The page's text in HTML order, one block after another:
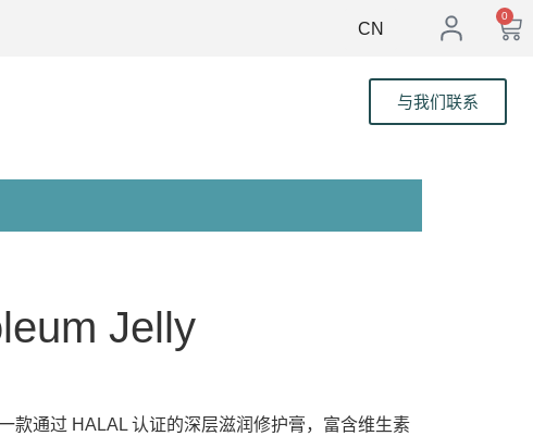
CN
0
与我们联系
Jelly
款通过 HALAL 认证的深层滋润修护膏，富含维生素